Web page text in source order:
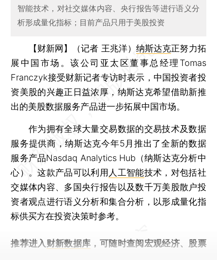
智能技术，对社交媒体内容、央行报告等进行语义分
析形成量化指标；目前产品只用于美股投资
【财新网】（记者 王兆洋） 纳斯达克正努力拓
展中国市场。该公司亚太区董事总经理Tomas
Franczyk接受财新记者专访时表示，中国投资者投
资美股的兴趣正日益浓厚，纳斯达克希望借助新推
出的美股数据服务产品进一步拓展中国市场。
作为拥有全球大量交易数据的交易技术及数据
服务提供商，纳斯达克今年5月推出了全新的数据
服务产品Nasdaq Analytics Hub（纳斯达克分析中
心）。这款产品可以利用 人工智能技术，对包括社
交媒体内容、多国央行报告以及数千万美股散户投
资者观点进行语义分析和集合分析，以形成量化指
标供买方在投资决策时参考。
推荐进入 财新数据库 ，可随时查阅宏观经济、股票